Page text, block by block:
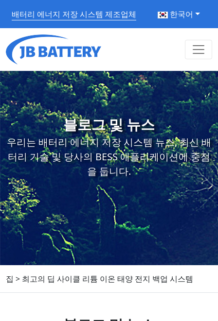
배터리 에너지 저장 시스템 제조업체 한국어
블로그 및 뉴스
우리는 배터리 에너지 저장 시스템 뉴스, 최신 배
터리 기술 및 당사의 BESS 애플리케이션에 중점
을 둡니다.
집 > 최고의 딥 사이클 리튬 이온 태양 전지 백업 시스템